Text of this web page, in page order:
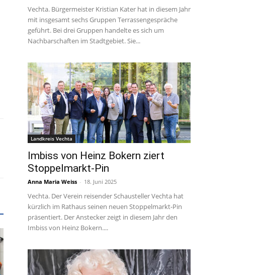
Vechta. Bürgermeister Kristian Kater hat in diesem Jahr
mit insgesamt sechs Gruppen Terrassengespräche
geführt. Bei drei Gruppen handelte es sich um
Nachbarschaften im Stadtgebiet. Sie...
Landkreis Vechta
Imbiss von Heinz Bokern ziert
Stoppelmarkt-Pin
Anna Maria Weiss - 18. Juni 2025
Vechta. Der Verein reisender Schausteller Vechta hat
kürzlich im Rathaus seinen neuen Stoppelmarkt-Pin
präsentiert. Der Anstecker zeigt in diesem Jahr den
Imbiss von Heinz Bokern....